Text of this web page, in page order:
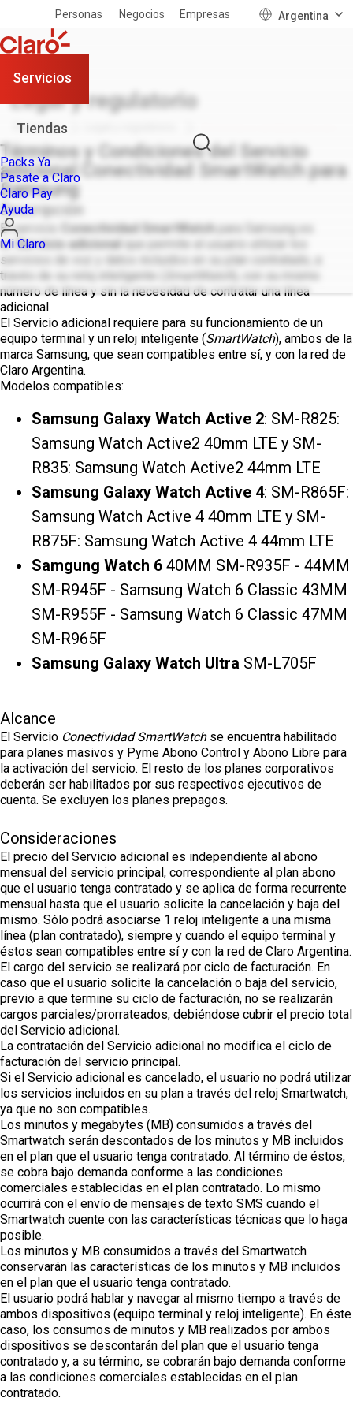
Personas Negocios Empresas Argentina
Servicios
Tiendas
Packs Ya
Pasate a Claro
Claro Pay
Ayuda
Mi Claro
Legal y regulatorio
Personas
Términos y Condiciones del Servicio
adicional Conectividad SmartWatch para
Samsung
Descripción
El servicio Conectividad SmartWatch
para Samsung es
un Servicio adicional
que permite al usuario utilizar los
servicios de voz y datos incluidos en su plan contratado, a
través de su reloj inteligente (
SmartWatch
número de línea y sin la necesidad de contratar una línea
adicional.
El Servicio adicional requiere para su funcionamiento de un
equipo terminal y un reloj inteligente (SmartWatch), ambos de la
marca Samsung, que sean compatibles entre sí, y con la red de
Claro Argentina.
Modelos compatibles:
Samsung Galaxy Watch Active 2: SM-R825:
Samsung Watch Active2 40mm LTE y SM-
R835: Samsung Watch Active2 44mm LTE
Samsung Galaxy Watch Active 4: SM-R865F:
Samsung Watch Active 4 40mm LTE y SM-
R875F: Samsung Watch Active 4 44mm LTE
Samgung Watch 6 40MM SM-R935F - 44MM
SM-R945F - Samsung Watch 6 Classic 43MM
SM-R955F - Samsung Watch 6 Classic 47MM
SM-R965F
Samsung Galaxy Watch Ultra SM-L705F
Alcance
El Servicio Conectividad SmartWatchse encuentra habilitado
para planes masivos y Pyme Abono Control y Abono Libre para
la activación del servicio. El resto de los planes corporativos
deberán ser habilitados por sus respectivos ejecutivos de
cuenta. Se excluyen los planes prepagos.
Consideraciones
El precio del Servicio adicional es independiente al abono
mensual del servicio principal, correspondiente al plan abono
que el usuario tenga contratado y se aplica de forma recurrente
mensual hasta que el usuario solicite la cancelación y baja del
mismo. Sólo podrá asociarse 1 reloj inteligente a una misma
línea (plan contratado), siempre y cuando el equipo terminal y
éstos sean compatibles entre sí y con la red de Claro Argentina.
El cargo del servicio se realizará por ciclo de facturación. En
caso que el usuario solicite la cancelación o baja del servicio,
previo a que termine su ciclo de facturación, no se realizarán
cargos parciales/prorrateados, debiéndose cubrir el precio total
del Servicio adicional.
La contratación del Servicio adicional no modifica el ciclo de
facturación del servicio principal.
Si el Servicio adicional es cancelado, el usuario no podrá utilizar
los servicios incluidos en su plan a través del reloj Smartwatch,
ya que no son compatibles.
Los minutos y megabytes (MB) consumidos a través del
Smartwatch serán descontados de los minutos y MB incluidos
en el plan que el usuario tenga contratado. Al término de éstos,
se cobra bajo demanda conforme a las condiciones
comerciales establecidas en el plan contratado. Lo mismo
ocurrirá con el envío de mensajes de texto SMS cuando el
Smartwatch cuente con las características técnicas que lo haga
posible.
Los minutos y MB consumidos a través del Smartwatch
conservarán las características de los minutos y MB incluidos
en el plan que el usuario tenga contratado.
El usuario podrá hablar y navegar al mismo tiempo a través de
ambos dispositivos (equipo terminal y reloj inteligente). En éste
caso, los consumos de minutos y MB realizados por ambos
dispositivos se descontarán del plan que el usuario tenga
contratado y, a su término, se cobrarán bajo demanda conforme
a las condiciones comerciales establecidas en el plan
contratado.